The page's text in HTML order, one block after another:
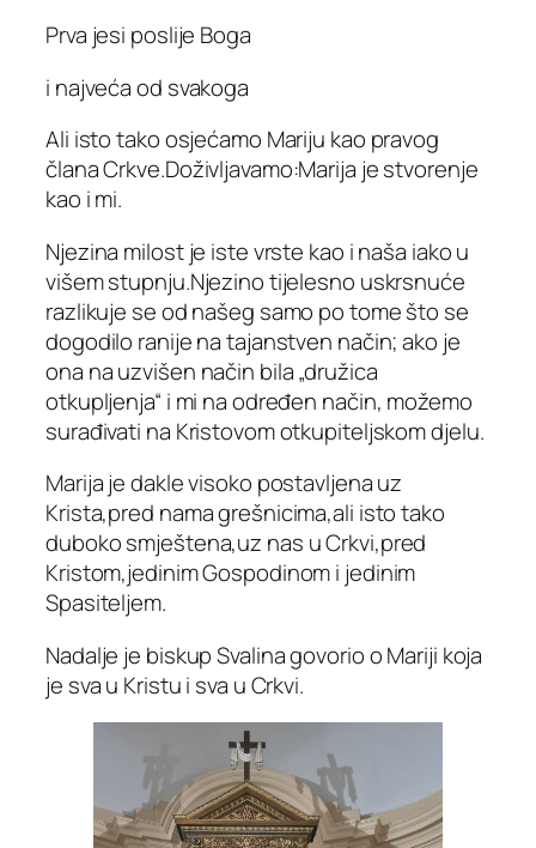
Prva jesi poslije Boga
i najveća od svakoga
Ali isto tako osjećamo Mariju kao pravog
člana Crkve.Doživljavamo:Marija je stvorenje
kao i mi.
Njezina milost je iste vrste kao i naša iako u
višem stupnju.Njezino tijelesno uskrsnuće
razlikuje se od našeg samo po tome što se
dogodilo ranije na tajanstven način; ako je
ona na uzvišen način bila „družica
otkupljenja“ i mi na određen način, možemo
surađivati na Kristovom otkupiteljskom djelu.
Marija je dakle visoko postavljena uz
Krista,pred nama grešnicima,ali isto tako
duboko smještena,uz nas u Crkvi,pred
Kristom,jedinim Gospodinom i jedinim
Spasiteljem.
Nadalje je biskup Svalina govorio o Mariji koja
je sva u Kristu i sva u Crkvi.